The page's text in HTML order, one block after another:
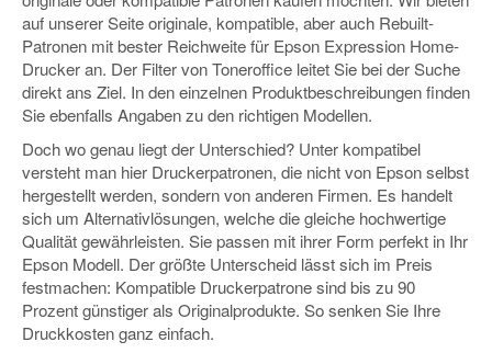
auf unserer Seite originale, kompatible, aber auch Rebuilt-
Patronen mit bester Reichweite für Epson Expression Home-
Drucker an. Der Filter von Toneroffice leitet Sie bei der Suche
direkt ans Ziel. In den einzelnen Produktbeschreibungen finden
Sie ebenfalls Angaben zu den richtigen Modellen.
Doch wo genau liegt der Unterschied? Unter kompatibel
versteht man hier Druckerpatronen, die nicht von Epson selbst
hergestellt werden, sondern von anderen Firmen. Es handelt
sich um Alternativlösungen, welche die gleiche hochwertige
Qualität gewährleisten. Sie passen mit ihrer Form perfekt in Ihr
Epson Modell. Der größte Unterscheid lässt sich im Preis
festmachen: Kompatible Druckerpatrone sind bis zu 90
Prozent günstiger als Originalprodukte. So senken Sie Ihre
Druckkosten ganz einfach.